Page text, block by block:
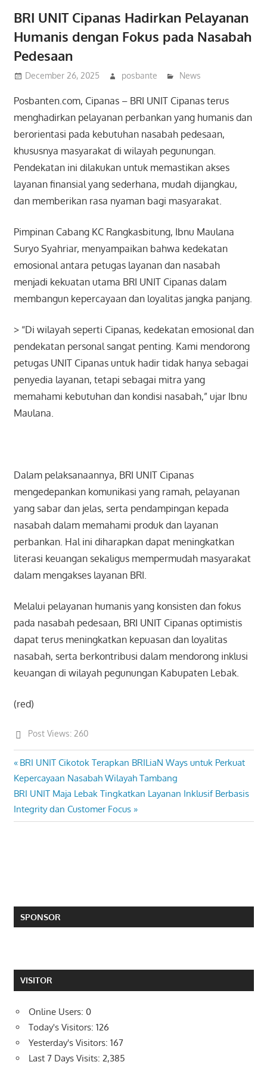
BRI UNIT Cipanas Hadirkan Pelayanan
Humanis dengan Fokus pada Nasabah
Pedesaan
December 26, 2025 posbante News
Posbanten.com, Cipanas – BRI UNIT Cipanas terus
menghadirkan pelayanan perbankan yang humanis dan
berorientasi pada kebutuhan nasabah pedesaan,
khususnya masyarakat di wilayah pegunungan.
Pendekatan ini dilakukan untuk memastikan akses
layanan finansial yang sederhana, mudah dijangkau,
dan memberikan rasa nyaman bagi masyarakat.
Pimpinan Cabang KC Rangkasbitung, Ibnu Maulana
Suryo Syahriar, menyampaikan bahwa kedekatan
emosional antara petugas layanan dan nasabah
menjadi kekuatan utama BRI UNIT Cipanas dalam
membangun kepercayaan dan loyalitas jangka panjang.
> “Di wilayah seperti Cipanas, kedekatan emosional dan
pendekatan personal sangat penting. Kami mendorong
petugas UNIT Cipanas untuk hadir tidak hanya sebagai
penyedia layanan, tetapi sebagai mitra yang
memahami kebutuhan dan kondisi nasabah,” ujar Ibnu
Maulana.
Dalam pelaksanaannya, BRI UNIT Cipanas
mengedepankan komunikasi yang ramah, pelayanan
yang sabar dan jelas, serta pendampingan kepada
nasabah dalam memahami produk dan layanan
perbankan. Hal ini diharapkan dapat meningkatkan
literasi keuangan sekaligus mempermudah masyarakat
dalam mengakses layanan BRI.
Melalui pelayanan humanis yang konsisten dan fokus
pada nasabah pedesaan, BRI UNIT Cipanas optimistis
dapat terus meningkatkan kepuasan dan loyalitas
nasabah, serta berkontribusi dalam mendorong inklusi
keuangan di wilayah pegunungan Kabupaten Lebak.
(red)
Post Views: 260
Post
navigation
Previous
Post:
BRI UNIT Cikotok Terapkan BRILiaN Ways untuk Perkuat
Kepercayaan Nasabah Wilayah Tambang
Next
Post:
BRI UNIT Maja Lebak Tingkatkan Layanan Inklusif Berbasis
Integrity dan Customer Focus
SPONSOR
VISITOR
Online Users: 0
Today's Visitors: 126
Yesterday's Visitors: 167
Last 7 Days Visits: 2,385